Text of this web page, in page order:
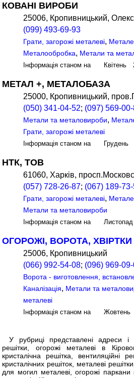
КОВАНІ ВИРОБИ
25006, Кропивницький,
(099) 493-69-93
Грати, загорожі металеві,
Металообробка, Метали та
Інформація станом на Квітень
МЕТАЛ +, МЕТАЛОБАЗА
25000, Кропивницький,
(050) 341-04-52; (097) 569-
Метали та металовироби,
Грати, загорожі металеві
Інформація станом на Грудень
НТК, ТОВ
61060, Харків,
(057) 728-26-87; (067) 189-
Грати, загорожі металеві,
Метали та металовироби
Інформація станом на
ОГОРОЖІ, ВОРОТА, ХВІРТКИ
25006, Кропивницький
(066) 992-54-08; (096) 969-
Ворота - виготовлення,
Каналізація, Метали та
металеві
Інформація станом на
У рубриці представлені адреси і
решітки, огорожі металеві в
кристалічна решітка, вентиляційні
кристалічних решіток, металеві
для могил металеві, огорожі паркани